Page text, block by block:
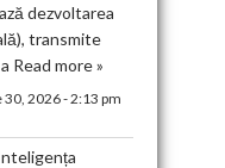
dezvoltarea
transmite
Read more »
30, 2026 - 2:13 pm